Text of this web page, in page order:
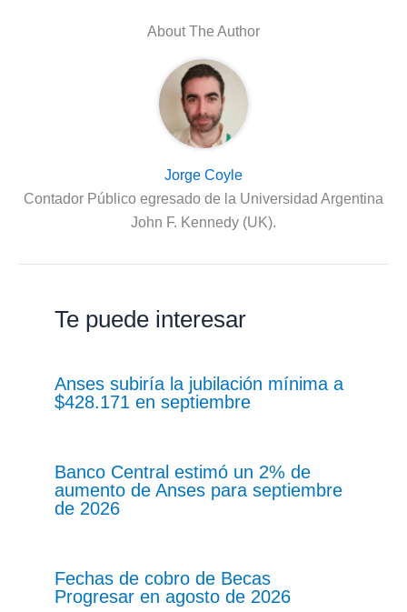
About The Author
Jorge Coyle
Contador Público egresado de la Universidad Argentina
John F. Kennedy (UK).
Te puede interesar
Anses subiría la jubilación mínima a
$428.171 en septiembre
Banco Central estimó un 2% de
aumento de Anses para septiembre
de 2026
Fechas de cobro de Becas
Progresar en agosto de 2026